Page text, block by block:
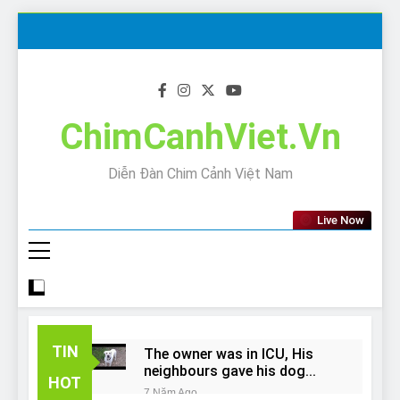
ChimCanhViet.Vn
Diễn Đàn Chim Cảnh Việt Nam
Live Now
TIN
HOT
The owner was in ICU, His
neighbours gave his dog
away!
7 Năm Ago